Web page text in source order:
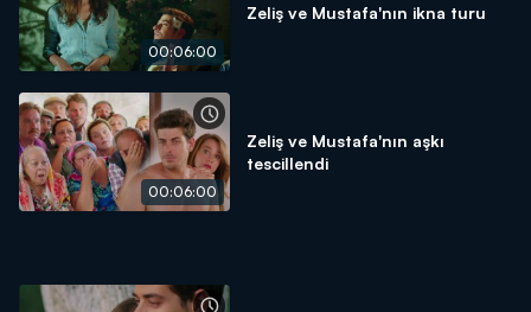
00:06:00
Zeliş ve Mustafa'nın ikna turu
00:06:00
Zeliş ve Mustafa'nın aşkı
tescillendi